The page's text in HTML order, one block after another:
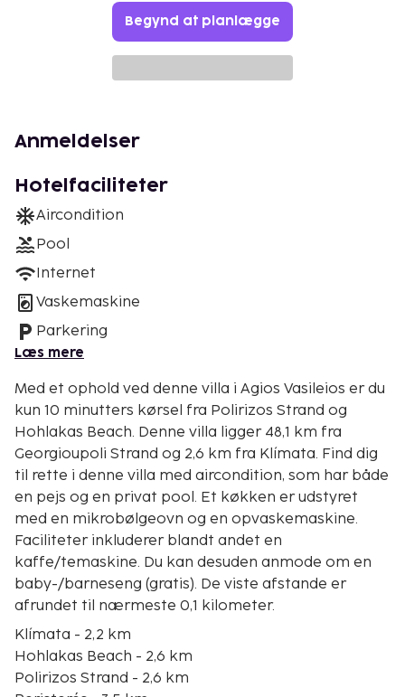
Begynd at planlægge
Anmeldelser
Hotelfaciliteter
Aircondition
Pool
Internet
Vaskemaskine
Parkering
Læs mere
Med et ophold ved denne villa i Agios Vasileios er du
kun 10 minutters kørsel fra Polirizos Strand og
Hohlakas Beach. Denne villa ligger 48,1 km fra
Georgioupoli Strand og 2,6 km fra Klímata. Find dig
til rette i denne villa med aircondition, som har både
en pejs og en privat pool. Et køkken er udstyret
med en mikrobølgeovn og en opvaskemaskine.
Faciliteter inkluderer blandt andet en
kaffe/temaskine. Du kan desuden anmode om en
baby-/barneseng (gratis). De viste afstande er
afrundet til nærmeste 0,1 kilometer.
Klímata - 2,2 km
Hohlakas Beach - 2,6 km
Polirizos Strand - 2,6 km